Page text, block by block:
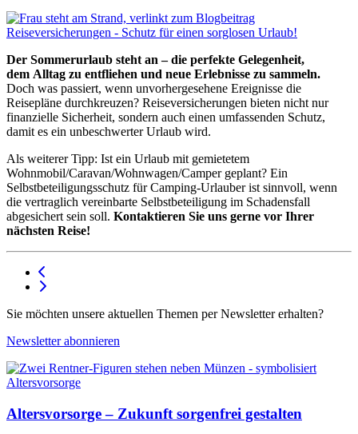
Der Sommerurlaub steht an – die perfekte Gelegenheit,
dem Alltag zu entfliehen und neue Erlebnisse zu sammeln.
Doch was passiert, wenn unvorhergesehene Ereignisse die
Reisepläne durchkreuzen? Reiseversicherungen bieten nicht nur
finanzielle Sicherheit, sondern auch einen umfassenden Schutz,
damit es ein unbeschwerter Urlaub wird.
Als weiterer Tipp: Ist ein Urlaub mit gemietetem
Wohnmobil/Caravan/Wohnwagen/Camper geplant? Ein
Selbstbeteiligungsschutz für Camping-Urlauber ist sinnvoll, wenn
die vertraglich vereinbarte Selbstbeteiligung im Schadensfall
abgesichert sein soll. Kontaktieren Sie uns gerne vor Ihrer
nächsten Reise!
Sie möchten unsere aktuellen Themen per Newsletter erhalten?
Newsletter abonnieren
Altersvorsorge – Zukunft sorgenfrei gestalten